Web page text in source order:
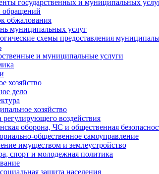
государственных и муниципальных
обжалования
муниципальных услуг
схемы предоставления
и муниципальные услуги
хозяйство
дело
хозяйство
регулирующего воздействия
оборона, ЧС и общественная
общественное самоуправление
имуществом и землеустройство
спорт и молодежная политика
защита населения